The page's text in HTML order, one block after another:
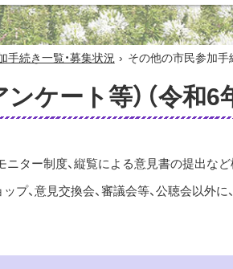
手続き一覧・募集状況 › その他の市民参加手
ケート等）（令和6
ター制度、縦覧による意見書の提出な
プ、意見交換会、審議会等、公聴会以外